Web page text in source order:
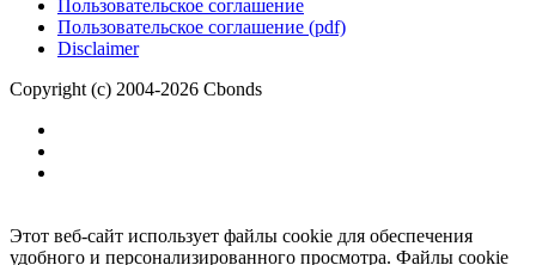
Размещение рекламы
Обратная связь
Пользовательское соглашение
Copyright (c) 2004-2026 Cbonds